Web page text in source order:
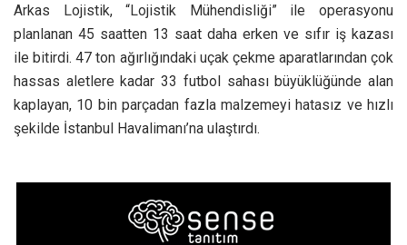
Arkas Lojistik, “Lojistik Mühendisliği” ile operasyonu
planlanan 45 saatten 13 saat daha erken ve sıfır iş kazası
ile bitirdi. 47 ton ağırlığındaki uçak çekme aparatlarından çok
hassas aletlere kadar 33 futbol sahası büyüklüğünde alan
kaplayan, 10 bin parçadan fazla malzemeyi hatasız ve hızlı
şekilde İstanbul Havalimanı’na ulaştırdı.